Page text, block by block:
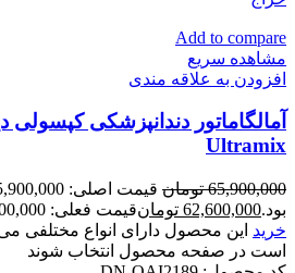
Add to compare
مشاهده سریع
افزودن به علاقه مندی
آمالگاماتور دندانپزشکی کپسولی
Ultramix
65,900,000 تومان
بود.62,600,000 تومانقیمت فعلی: 62,600,000 تومان.
خرید این محصول دارای انواع مختلفی
است در صفحه محصول انتخاب شوند